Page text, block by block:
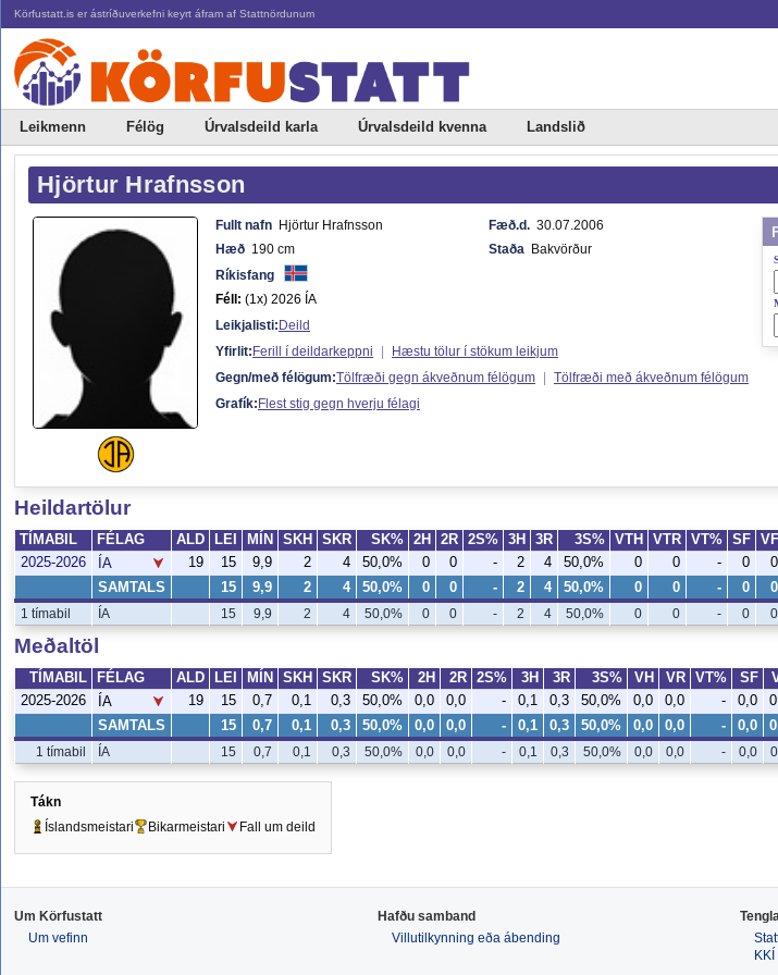
Körfustatt.is er ástríðuverkefni keyrt áfram af Stattnördunum
Leikmenn Félög Úrvalsdeild karla Úrvalsdeild kvenna Landslið
Hjörtur Hrafnsson
Fullt nafn Hjörtur Hrafnsson Fæð.d. 30.07.2006
Hæð 190 cm Staða Bakvörður
Ríkisfang
Féll: (1x) 2026 ÍA
Leikjalisti:Deild
Yfirlit:Ferill í deildarkeppni |
Hæstu tölur í stökum leikjum
Gegn/með félögum:Tölfræði gegn ákveðnum félögum | Tölfræði með ákveðnum félögum
Grafík:Flest stig gegn hverju félagi
Heildartölur
TÍMABIL FÉLAG ALD LEI MÍN SKH SKR SK% 2H 2R 2S% 3H 3R 3S% VTH VTR VT% SF VF
2025-2026
ÍA 19 15 9,9 2 4 50,0% 0 0 - 2 4 50,0% 0 0 - 0 0
SAMTALS 15 9,9 2 4 50,0% 0 0 - 2 4 50,0% 0 0 - 0 0
1 tímabil ÍA 15 9,9 2 4 50,0% 0 0 - 2 4 50,0% 0 0 - 0 0
Meðaltöl
TÍMABIL FÉLAG ALD LEI MÍN SKH SKR SK% 2H 2R 2S% 3H 3R 3S% VH VR VT% SF
2025-2026
ÍA 19 15 0,7 0,1 0,3 50,0% 0,0 0,0 - 0,1 0,3 50,0% 0,0 0,0 - 0,0
SAMTALS 15 0,7 0,1 0,3 50,0% 0,0 0,0 - 0,1 0,3 50,0% 0,0 0,0 - 0,0
1 tímabil ÍA 15 0,7 0,1 0,3 50,0% 0,0 0,0 - 0,1 0,3 50,0% 0,0 0,0 - 0,0
Tákn
Íslandsmeistari
Bikarmeistari Fall um deild
Um Körfustatt
Um vefinn
Hafðu samband
Villutilkynning eða ábending
KKÍ